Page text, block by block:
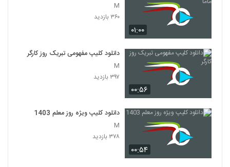
۰۱:۰۰
M
۳۶۰ بازدید
۰۰:۵۶
دانلود کلیپ مفهومی تبریک روز کارگر
M
۳۹۷ بازدید
۰۰:۵۴
دانلود کلیپ ویژه روز معلم 1403
M
۳۷۸ بازدید